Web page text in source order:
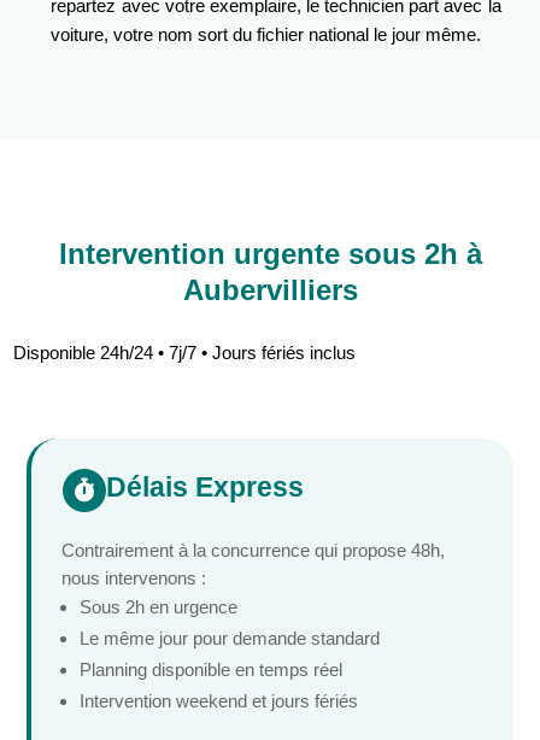
repartez avec votre exemplaire, le technicien part avec la
voiture, votre nom sort du fichier national le jour même.
Intervention urgente sous 2h à
Aubervilliers
Disponible 24h/24 • 7j/7 • Jours fériés inclus
 Délais Express
Contrairement à la concurrence qui propose 48h,
nous intervenons :
Sous 2h en urgence
Le même jour pour demande standard
Planning disponible en temps réel
Intervention weekend et jours fériés